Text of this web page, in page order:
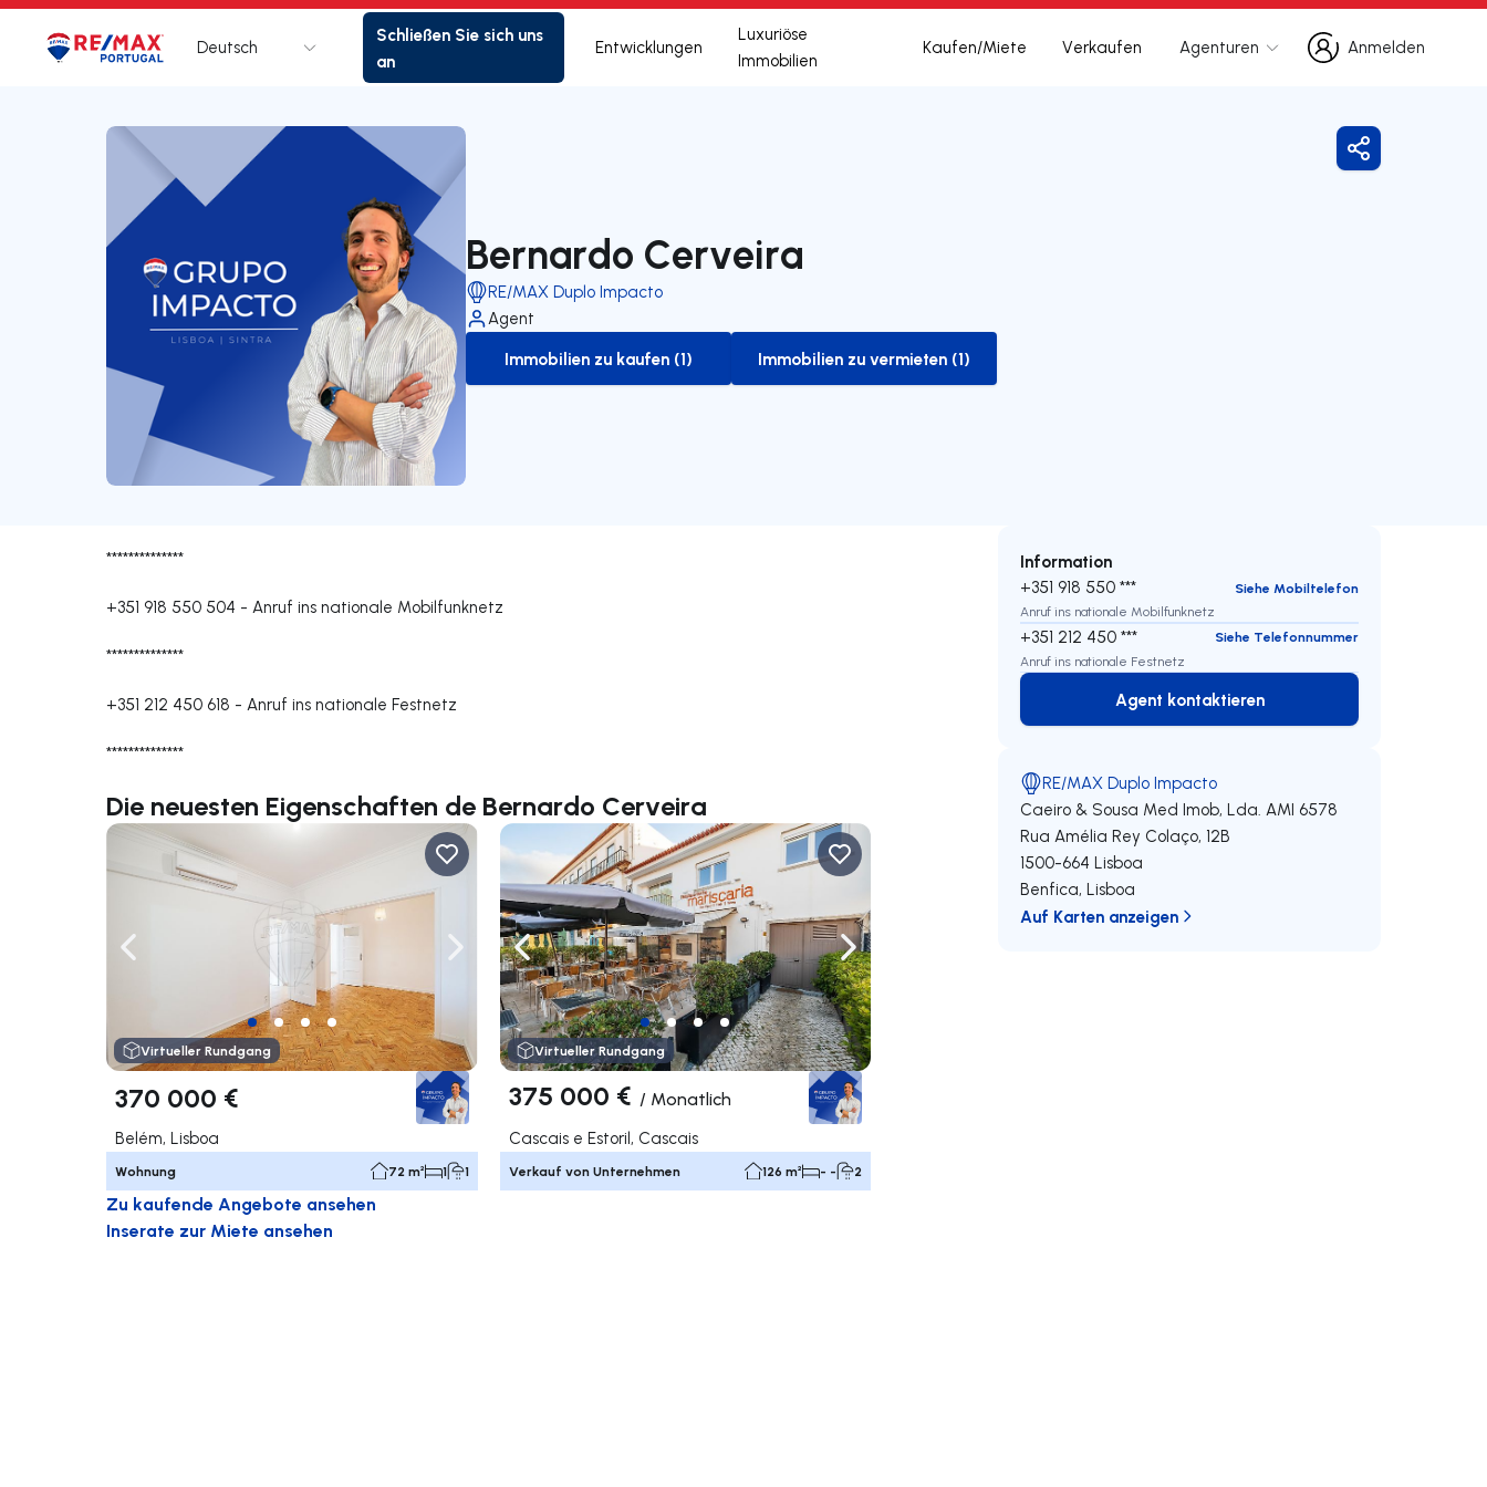
Logo Zur Startseite
Deutsch
Schließen Sie sich uns
an
Entwicklungen
Luxuriöse
Immobilien
Kaufen/Miete Verkaufen Agenturen
Anmelden
Anmelden
Bernardo Cerveira
RE/MAX Duplo Impacto
Agent
to-buy-listing
Immobilien zu kaufen (1)
to-rent-listing
Immobilien zu vermieten (1)
Freigeben
**************
+351 918 550 504 - Anruf ins nationale Mobilfunknetz
**************
+351 212 450 618 - Anruf ins nationale Festnetz
**************
Die neuesten Eigenschaften de Bernardo Cerveira
Nach links navigieren Nach rechts navigieren
Virtueller Rundgang
370 000 €
Belém, Lisboa
Wohnung 72 m² 1 1
Nach links navigieren Nach rechts navigieren
Virtueller Rundgang
375 000 € / Monatlich
Cascais e Estoril, Cascais
Verkauf von Unternehmen 126 m² - - 2
Zu kaufende Angebote ansehen
Inserate zur Miete ansehen
Information
+351 918 550 ***
Siehe Mobiltelefon
Anruf ins nationale Mobilfunknetz
+351 212 450 ***
Siehe Telefonnummer
Anruf ins nationale Festnetz
Agent kontaktieren
Agent kontaktieren
RE/MAX Duplo Impacto
Caeiro & Sousa Med Imob, Lda. AMI 6578
Rua Amélia Rey Colaço, 12B
1500-664 Lisboa
Benfica,Lisboa
Auf Karten anzeigen